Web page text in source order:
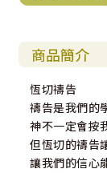
商品簡介
恆切禱告
禱告是我們的
神不一定會按
但恆切的禱告
讓我們的信心